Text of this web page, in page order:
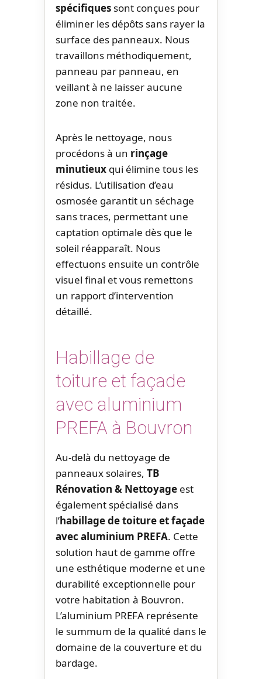
spécifiques sont conçues pour
éliminer les dépôts sans rayer la
surface des panneaux. Nous
travaillons méthodiquement,
panneau par panneau, en
veillant à ne laisser aucune
zone non traitée.
Après le nettoyage, nous
procédons à un rinçage
minutieux qui élimine tous les
résidus. L’utilisation d’eau
osmosée garantit un séchage
sans traces, permettant une
captation optimale dès que le
soleil réapparaît. Nous
effectuons ensuite un contrôle
visuel final et vous remettons
un rapport d’intervention
détaillé.
Habillage de
toiture et façade
avec aluminium
PREFA à Bouvron
Au-delà du nettoyage de
panneaux solaires, TB
Rénovation & Nettoyage est
également spécialisé dans
l’habillage de toiture et façade
avec aluminium PREFA. Cette
solution haut de gamme offre
une esthétique moderne et une
durabilité exceptionnelle pour
votre habitation à Bouvron.
L’aluminium PREFA représente
le summum de la qualité dans le
domaine de la couverture et du
bardage.